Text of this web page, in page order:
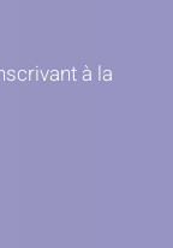
à la